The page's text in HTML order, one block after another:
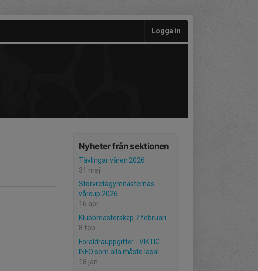
Logga in
Nyheter från sektionen
Tävlingar våren 2026
31 maj
Storvretagymnasternas
vårcup 2026
16 apr
Klubbmästerskap 7 februari
8 feb
Föräldrauppgifter - VIKTIG
INFO som alla måste läsa!
18 jan